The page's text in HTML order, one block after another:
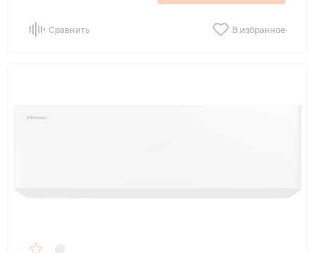
Сравнить В избранное